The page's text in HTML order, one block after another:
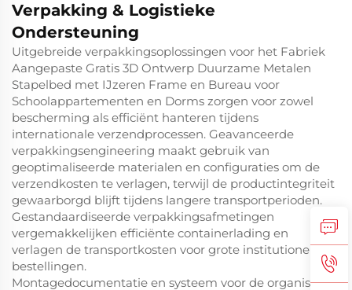
Verpakking & Logistieke
Ondersteuning
Uitgebreide verpakkingsoplossingen voor het Fabriek
Aangepaste Gratis 3D Ontwerp Duurzame Metalen
Stapelbed met IJzeren Frame en Bureau voor
Schoolappartementen en Dorms zorgen voor zowel
bescherming als efficiënt hanteren tijdens
internationale verzendprocessen. Geavanceerde
verpakkingsengineering maakt gebruik van
geoptimaliseerde materialen en configuraties om de
verzendkosten te verlagen, terwijl de productintegriteit
gewaarborgd blijft tijdens langere transportperioden.
Gestandaardiseerde verpakkingsafmetingen
vergemakkelijken efficiënte containerlading en
verlagen de transportkosten voor grote institutionele
bestellingen.
Montagedocumentatie en systeem voor de organisatie